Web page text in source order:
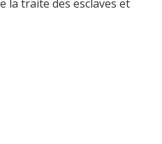
la traite des esclaves et